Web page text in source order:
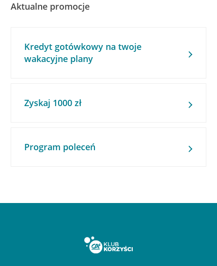
Aktualne promocje
Kredyt gotówkowy na twoje
wakacyjne plany
Zyskaj 1000 zł
Program poleceń